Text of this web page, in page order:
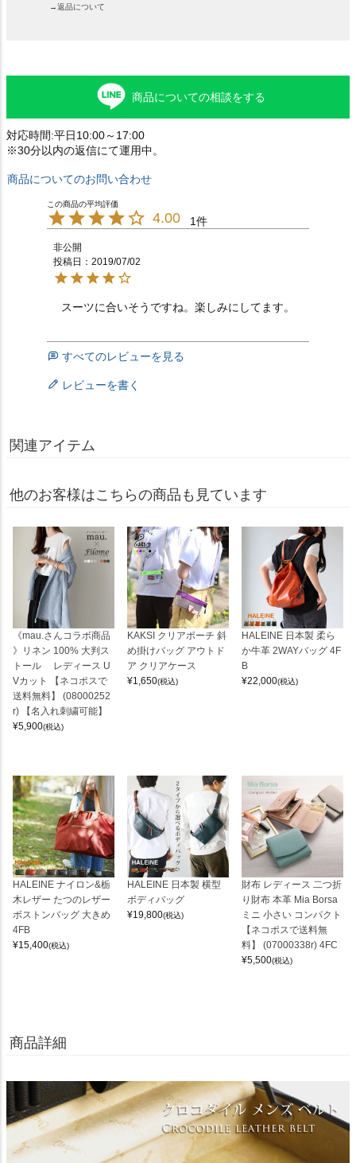
→返品について
商品についての相談をする
対応時間:平日10:00～17:00
※30分以内の返信にて運用中。
商品についてのお問い合わせ
4.00 1
非公開
投稿日
2019/07/02
スーツに合いそうですね。楽しみにしてます。
すべてのレビューを見る
レビューを書く
関連アイテム
他のお客様はこちらの商品も見ています
《mau.さんコラボ商品
》リネン 100% 大判ス
トール レディース U
Vカット 【ネコポスで
送料無料】 (08000252
r) 【名入れ刺繍可能】
¥5,900(税込)
KAKSI クリアポーチ 斜
め掛けバッグ アウトド
ア クリアケース
¥1,650(税込)
HALEINE 日本製 柔ら
か牛革 2WAYバッグ 4F
B
¥22,000(税込)
HALEINE ナイロン&栃
木レザー たつのレザー
ボストンバッグ 大きめ
4FB
¥15,400(税込)
HALEINE 日本製 横型
ボディバッグ
¥19,800(税込)
財布 レディース 二つ折
り財布 本革 Mia Borsa
ミニ 小さい コンパクト
【ネコポスで送料無
料】 (07000338r) 4FC
¥5,500(税込)
商品詳細